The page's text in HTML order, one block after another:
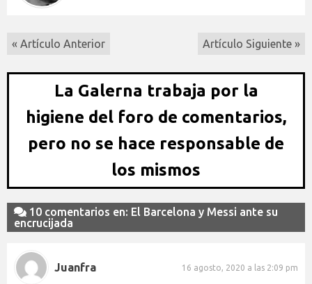
« Artículo Anterior Artículo Siguiente »
La Galerna trabaja por la
higiene del foro de comentarios,
pero no se hace responsable de
los mismos
10 comentarios en: El Barcelona y Messi ante su
encrucijada
Juanfra 16 agosto, 2020 a las 2:09 pm